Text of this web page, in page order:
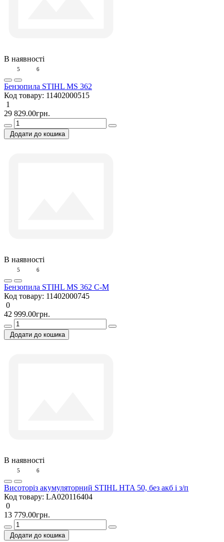
В наявності
5 6
Бензопила STIHL MS 362
Код товару: 11402000515
1
29 829.00грн.
Додати до кошика
В наявності
5 6
Бензопила STIHL MS 362 C-М
Код товару: 11402000745
0
42 999.00грн.
Додати до кошика
В наявності
5 6
Висоторіз акумуляторний STIHL HTA 50, без акб і з/п
Код товару: LA020116404
0
13 779.00грн.
Додати до кошика